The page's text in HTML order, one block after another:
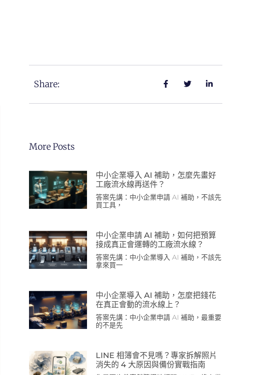
Share:
More Posts
中小企業導入 AI 補助，怎麼先畫好
工廠流水線再送件？
答案先講：中小企業申請 AI 補助，不該先
買工具，
中小企業申請 AI 補助，如何把預算
接成真正會運轉的工廠流水線？
答案先講：中小企業導入 AI 補助，不該先
拿來買一
中小企業導入 AI 補助，怎麼把錢花
在真正會動的流水線上？
答案先講：中小企業申請 AI 補助，最重要
的不是先
LINE 相簿會不見嗎？專家拆解照片
消失的 4 大原因與備份實戰指南